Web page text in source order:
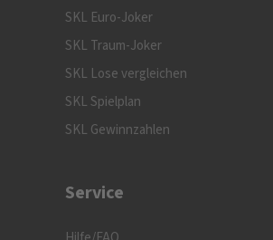
SKL Euro-Joker
SKL Traum-Joker
SKL Lose vergleichen
SKL Spielplan
SKL Gewinnzahlen
Service